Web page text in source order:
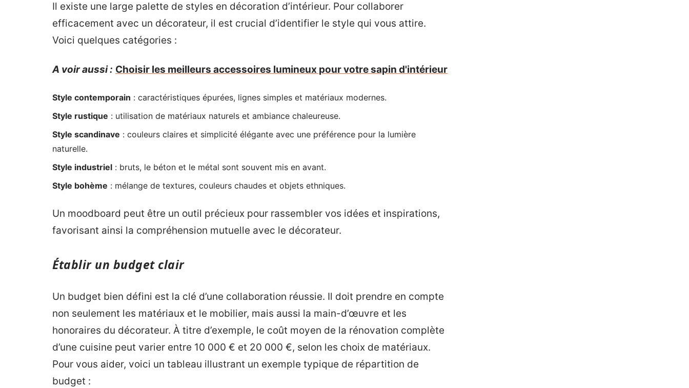
Il existe une large palette de styles en décoration d’intérieur. Pour collaborer
efficacement avec un décorateur, il est crucial d’identifier le style qui vous attire.
Voici quelques catégories :
A voir aussi : Choisir les meilleurs accessoires lumineux pour votre sapin d'intérieur
Style contemporain : caractéristiques épurées, lignes simples et matériaux modernes.
Style rustique : utilisation de matériaux naturels et ambiance chaleureuse.
Style scandinave : couleurs claires et simplicité élégante avec une préférence pour la lumière
naturelle.
Style industriel : bruts, le béton et le métal sont souvent mis en avant.
Style bohème : mélange de textures, couleurs chaudes et objets ethniques.
Un moodboard peut être un outil précieux pour rassembler vos idées et inspirations,
favorisant ainsi la compréhension mutuelle avec le décorateur.
Établir un budget clair
Un budget bien défini est la clé d’une collaboration réussie. Il doit prendre en compte
non seulement les matériaux et le mobilier, mais aussi la main-d’œuvre et les
honoraires du décorateur. À titre d’exemple, le coût moyen de la rénovation complète
d’une cuisine peut varier entre 10 000 € et 20 000 €, selon les choix de matériaux.
Pour vous aider, voici un tableau illustrant un exemple typique de répartition de
budget :